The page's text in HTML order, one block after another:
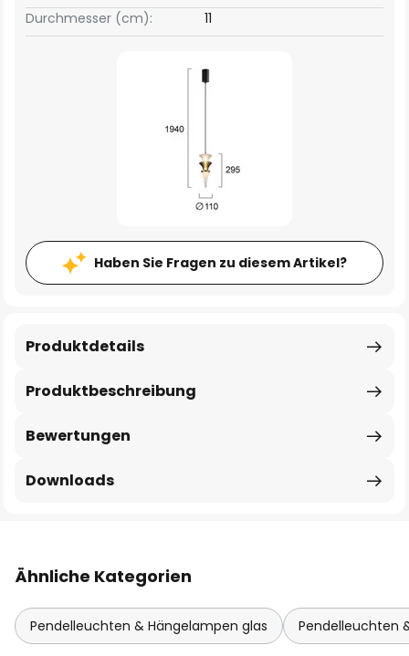
Durchmesser (cm):
11
Haben Sie Fragen zu diesem Artikel?
Produktbeschreibung
Produktdetails
Bewertungen
Downloads
Ähnliche Kategorien
Pendelleuchten & Hängelampen glas Pendelleuchten